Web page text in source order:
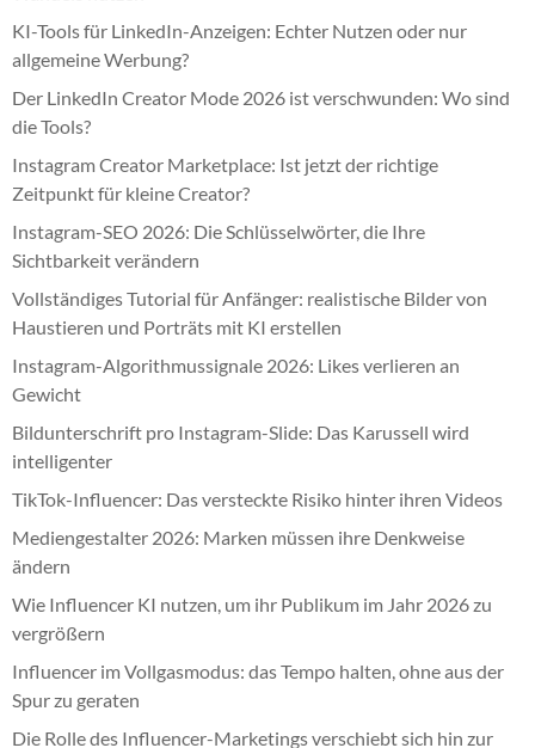
KI-Tools für LinkedIn-Anzeigen: Echter Nutzen oder nur
allgemeine Werbung?
Der LinkedIn Creator Mode 2026 ist verschwunden: Wo sind
die Tools?
Instagram Creator Marketplace: Ist jetzt der richtige
Zeitpunkt für kleine Creator?
Instagram-SEO 2026: Die Schlüsselwörter, die Ihre
Sichtbarkeit verändern
Vollständiges Tutorial für Anfänger: realistische Bilder von
Haustieren und Porträts mit KI erstellen
Instagram-Algorithmussignale 2026: Likes verlieren an
Gewicht
Bildunterschrift pro Instagram-Slide: Das Karussell wird
intelligenter
TikTok-Influencer: Das versteckte Risiko hinter ihren Videos
Mediengestalter 2026: Marken müssen ihre Denkweise
ändern
Wie Influencer KI nutzen, um ihr Publikum im Jahr 2026 zu
vergrößern
Influencer im Vollgasmodus: das Tempo halten, ohne aus der
Spur zu geraten
Die Rolle des Influencer-Marketings verschiebt sich hin zur